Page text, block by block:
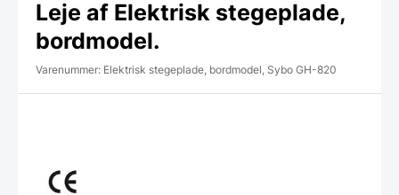
Leje af Elektrisk stegeplade,
bordmodel.
Varenummer: Elektrisk stegeplade, bordmodel, Sybo GH-820